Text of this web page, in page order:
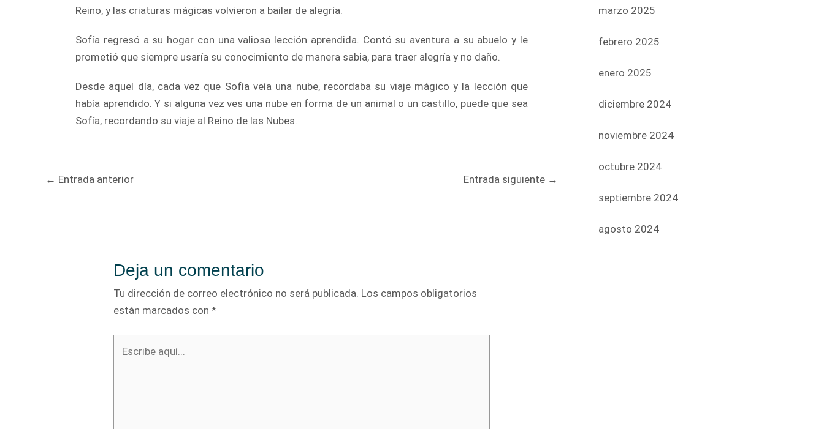
Reino, y las criaturas mágicas volvieron a bailar de alegría.
Sofía regresó a su hogar con una valiosa lección aprendida. Contó su aventura a su abuelo y le
prometió que siempre usaría su conocimiento de manera sabia, para traer alegría y no daño.
Desde aquel día, cada vez que Sofía veía una nube, recordaba su viaje mágico y la lección que
había aprendido. Y si alguna vez ves una nube en forma de un animal o un castillo, puede que sea
Sofía, recordando su viaje al Reino de las Nubes.
Navegación
← Entrada anterior Entrada siguiente →
Deja un comentario
Tu dirección de correo electrónico no será publicada. Los campos obligatorios
están marcados con*
marzo 2025
febrero 2025
enero 2025
diciembre 2024
noviembre 2024
octubre 2024
septiembre 2024
agosto 2024